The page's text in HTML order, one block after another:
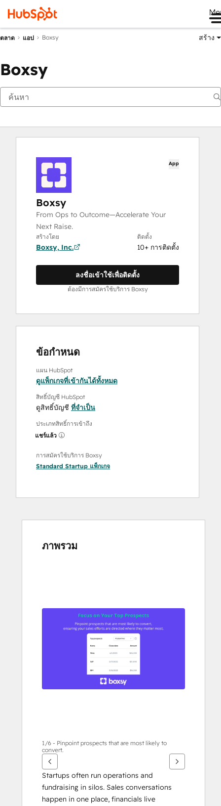
ตลาด แอป Boxsy สร้าง
Boxsy
App
Boxsy
From Ops to Outcome—Accelerate Your
Next Raise.
สร้างโดย
Boxsy, Inc.
ติดตั้ง
10+ การติดตั้ง
ลงชื่อเข้าใช้เพื่อติดตั้ง
ต้องมีการสมัครใช้บริการ Boxsy
ข้อกำหนด
แผน HubSpot
ดูแพ็กเกจที่เข้ากันได้ทั้งหมด
สิทธิ์บัญชี HubSpot
ดูสิทธิ์บัญชี ที่จำเป็น
ประเภทสิทธิ์การเข้าถึง
แชร์แล้ว
การสมัครใช้บริการ Boxsy
Standard Startup แพ็กเกจ
ภาพรวม
เพื่อ
1/6 - Pinpoint prospects that are most likely to
convert.
Startups often run operations and
fundraising in silos. Sales conversations
happen in one place, financials live